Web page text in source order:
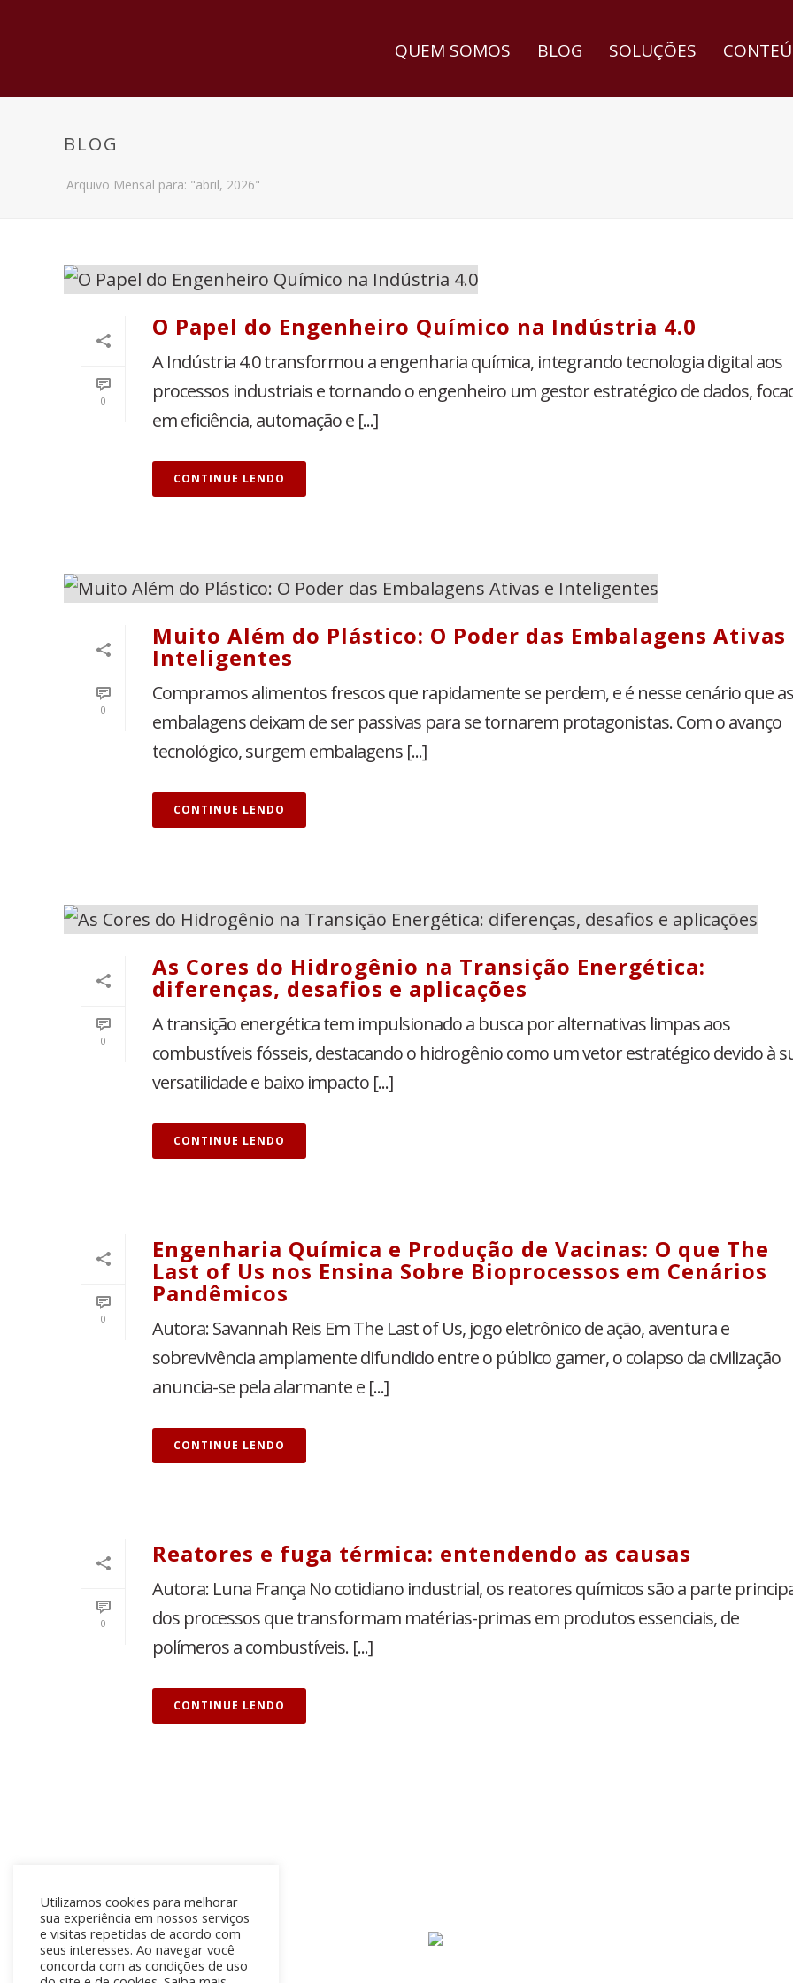
QUEM SOMOS BLOG SOLUÇÕES
BLOG
Arquivo Mensal para: "abril, 2026"
0
O Papel do Engenheiro Químico na Indústria 4.0
A Indústria 4.0 transformou a engenharia química, integrando tecnologia digital aos
processos industriais e tornando o engenheiro um gestor estratégico de dados,
em eficiência, automação e [...]
CONTINUE LENDO
0
Muito Além do Plástico: O Poder das Embalagens Ativas
Inteligentes
Compramos alimentos frescos que rapidamente se perdem, e é nesse cenário que as
embalagens deixam de ser passivas para se tornarem protagonistas. Com o avanço
tecnológico, surgem embalagens [...]
CONTINUE LENDO
0
As Cores do Hidrogênio na Transição Energética:
diferenças, desafios e aplicações
A transição energética tem impulsionado a busca por alternativas limpas aos
combustíveis fósseis, destacando o hidrogênio como um vetor estratégico devido à
versatilidade e baixo impacto [...]
CONTINUE LENDO
0
Engenharia Química e Produção de Vacinas: O que The
Last of Us nos Ensina Sobre Bioprocessos em Cenários
Pandêmicos
Autora: Savannah Reis Em The Last of Us, jogo eletrônico de ação, aventura e
sobrevivência amplamente difundido entre o público gamer, o colapso da civilização
anuncia-se pela alarmante e [...]
CONTINUE LENDO
0
Reatores e fuga térmica: entendendo as causas
Autora: Luna França No cotidiano industrial, os reatores químicos são a parte
dos processos que transformam matérias-primas em produtos essenciais, de
polímeros a combustíveis. [...]
CONTINUE LENDO
Contato
(71) 98288-5177
comercial@prismaengenharia.org
Utilizamos cookies para melhorar
sua experiência em nossos serviços
e visitas repetidas de acordo com
seus interesses. Ao navegar você
concorda com as condições de uso